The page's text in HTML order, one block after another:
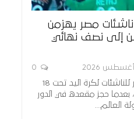
ناشئات مصر يهزمن
إلى نصف نهائي
واصل منتخب مصر للناشئات لكرة اليد تحت 18
بعدما حجز مقعده في الدور
العالم…